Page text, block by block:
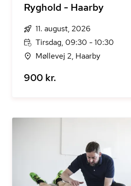
Ryghold - Haarby
11. august, 2026
Tirsdag, 09:30 - 10:30
Møllevej 2, Haarby
900 kr.